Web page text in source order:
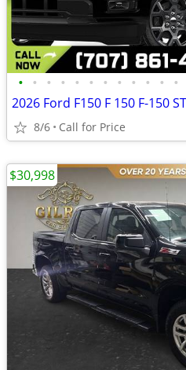
• • • • • • • • • • • •
2026 Ford F150 F 150 F-150
8/6 Call for Price
$30,998